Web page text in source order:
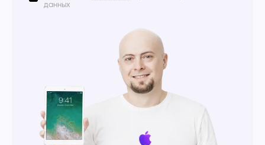
данных